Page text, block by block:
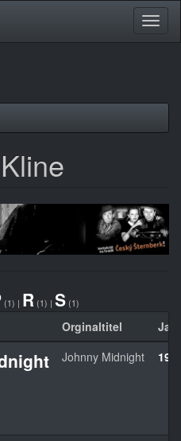
(1) | R (1) | S (1)
Orginaltitel Jahr
Johnny Midnight